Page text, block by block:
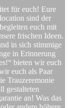
für euch! Eure
sind der
euch mit
frischen Ideen.
in sich stimmige
in Erinnerung
bieten wir euch
euch als Paar
Trauzeremonie
gestalteten
an! Was das